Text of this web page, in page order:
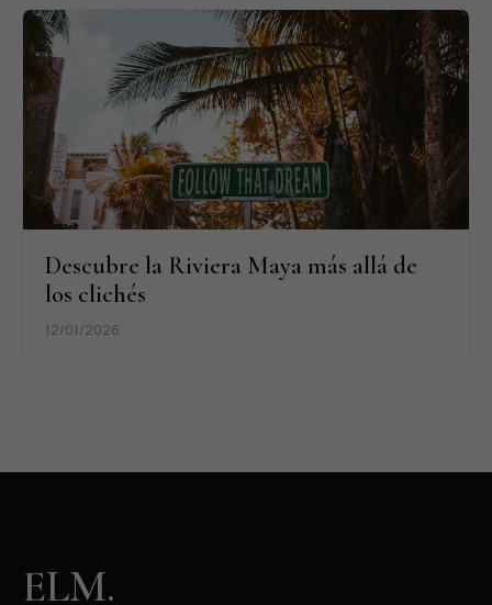
Descubre la Riviera Maya más allá de
los clichés
12/01/2026
ELM.